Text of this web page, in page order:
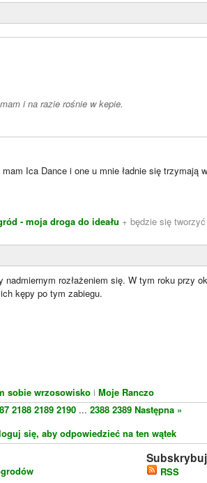
i na razie rośnie w kepie.
Ica Dance i one u mnie ładnie się trzymają
- moja droga do ideału + będzie się tworzyć
nadmiernym rozłażeniem się. W tym roku przy
kępy po tym zabiegu.
sobie wrzosowisko i Moje Ranczo
2188 2189 2190 ... 2388 2389 Następna »
się, aby odpowiedzieć na ten wątek
Subskrybuj
RSS